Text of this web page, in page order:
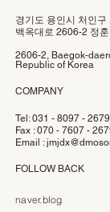
경기도 용인시 처인구
백옥대로 2606-2 정
2606-2, Baegok-
Republic of Korea
COMPANY
Tel: 031 - 8097 - 2679
Fax : 070 - 7607 -
Email :
FOLLOW BACK
naver.blog